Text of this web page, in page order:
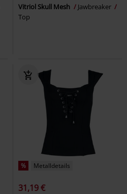
Vitriol Skull Mesh
Jawbreaker
Top
% Metalldetails
31,19 €